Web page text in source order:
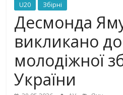
U20 Збірні
Десмонда
викликано до
молодіжної
України